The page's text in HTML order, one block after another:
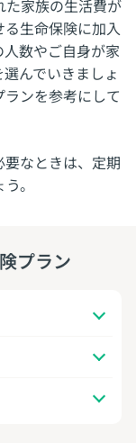
た家族の生活費が
生命保険に加入
人数やご自身が家
んでいきましょ
ンを参考にして
要なときは、定期
。
プラン